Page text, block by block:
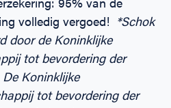
volledig vergoed! *Schok
door de Koninklijke
tot bevordering der
Koninklijke
tot bevordering der